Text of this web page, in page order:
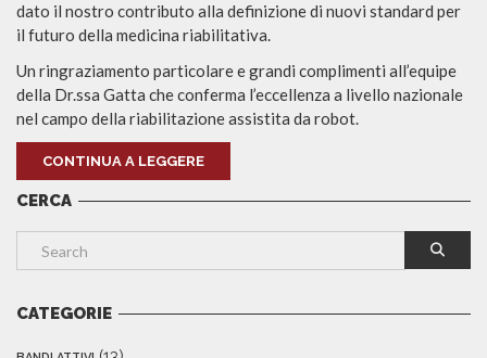
dato il nostro contributo alla definizione di nuovi standard per
il futuro della medicina riabilitativa.
Un ringraziamento particolare e grandi complimenti all’equipe
della Dr.ssa Gatta che conferma l’eccellenza a livello nazionale
nel campo della riabilitazione assistita da robot.
CONTINUA A LEGGERE
CERCA
CATEGORIE